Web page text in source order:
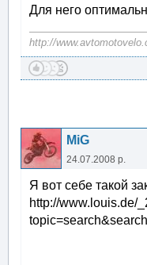
Для него
http://
MiG
24.07.2008 р.
Я вот себе такой
http://www.louis.de/